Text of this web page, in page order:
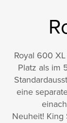
Royal 600
Platz als im
eine
Neuheit!